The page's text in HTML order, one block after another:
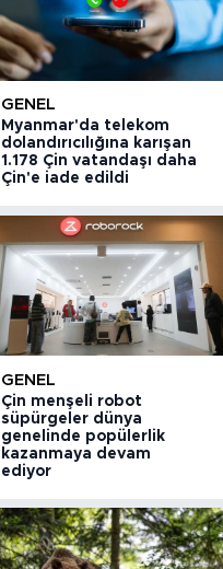
GENEL
Myanmar'da telekom
dolandırıcılığına karışan
1.178 Çin vatandaşı daha
Çin'e iade edildi
GENEL
Çin menşeli robot
süpürgeler dünya
genelinde popülerlik
kazanmaya devam
ediyor